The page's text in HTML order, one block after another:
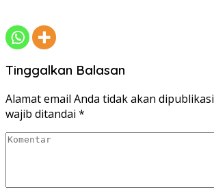
Tinggalkan Balasan
Alamat email Anda tidak akan
wajib ditandai *